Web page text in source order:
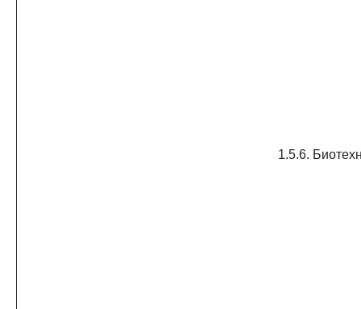
1.5.6.